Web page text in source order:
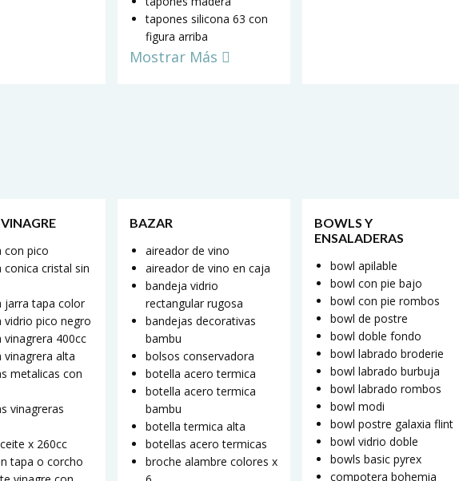
tapones silicona 63 con
figura arriba
Mostrar Más
con pico
conica cristal sin
jarra tapa color
vidrio pico negro
vinagrera 400cc
vinagrera alta
metalicas con
vinagreras
x 260cc
tapa o corcho
BAZAR
aireador de vino
aireador de vino en caja
bandeja vidrio
rectangular rugosa
bandejas decorativas
bambu
bolsos conservadora
botella acero termica
botella acero termica
bambu
botella termica alta
botellas acero termicas
broche alambre colores x
BOWLS Y
ENSALADERAS
bowl apilable
bowl con pie bajo
bowl con pie rombos
bowl de postre
bowl doble fondo
bowl labrado broderie
bowl labrado burbuja
bowl labrado rombos
bowl modi
bowl postre galaxia flint
bowl vidrio doble
bowls basic pyrex
compotera bohemia